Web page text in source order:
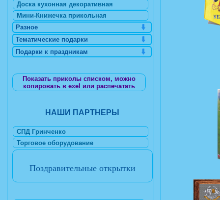
Доска кухонная декоративная
Мини-Книжечка прикольная
Разное
Тематические подарки
Подарки к праздникам
Показать приколы списком, можно
копировать в exel или распечатать
НАШИ ПАРТНЕРЫ
СПД Гринченко
Торговое оборудование
Поздравительные открытки